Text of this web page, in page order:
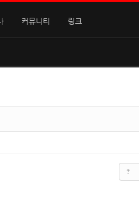
커뮤니티 링크
?